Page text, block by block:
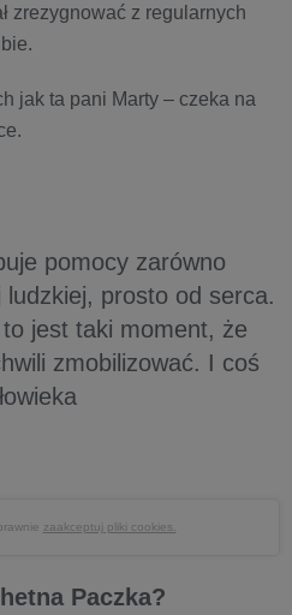
zrezygnować z regularnych
jak ta pani Marty – czeka na
pomocy zarówno
prosto od serca.
jest taki moment, że
zmobilizować. I coś
zaakceptuj pliki cookies.
Paczka?